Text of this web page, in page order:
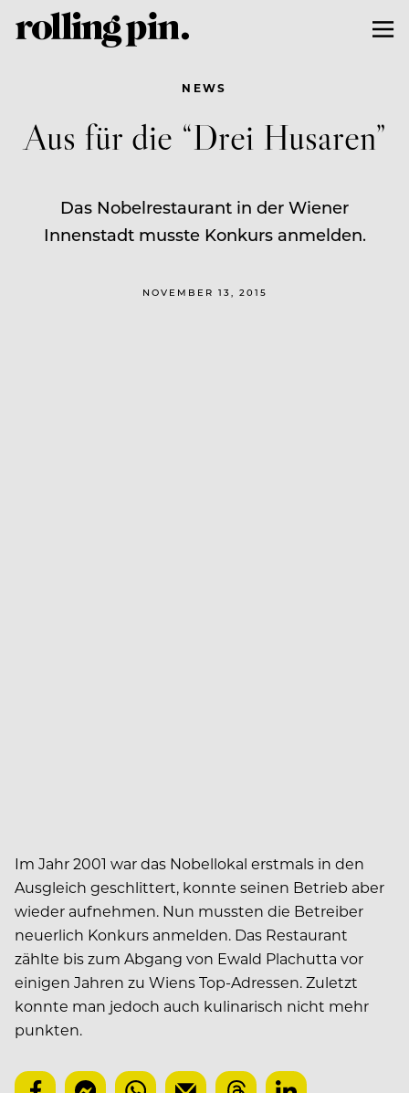
NEWS
Aus für die “Drei Husaren”
Das Nobelrestaurant in der Wiener
Innenstadt musste Konkurs anmelden.
NOVEMBER 13, 2015
Im Jahr 2001 war das Nobellokal erstmals in den
Ausgleich geschlittert, konnte seinen Betrieb aber
wieder aufnehmen. Nun mussten die Betreiber
neuerlich Konkurs anmelden. Das Restaurant
zählte bis zum Abgang von Ewald Plachutta vor
einigen Jahren zu Wiens Top-Adressen. Zuletzt
konnte man jedoch auch kulinarisch nicht mehr
punkten.